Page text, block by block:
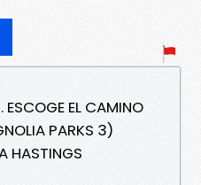
EL CAMINO
PARKS 3)
HASTINGS